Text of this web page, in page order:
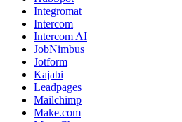
Integromat
Intercom
Intercom AI
JobNimbus
Jotform
Kajabi
Leadpages
Mailchimp
Make.com